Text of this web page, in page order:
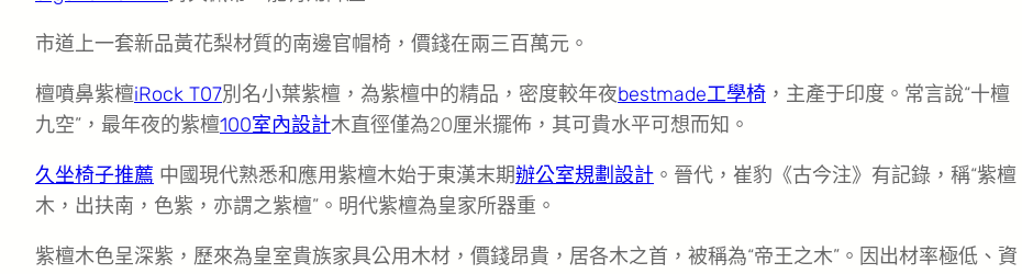
市道上一套新品黃花梨材質的南邊官帽椅，價錢在兩三百萬元。
檀噴鼻紫檀iRock T07別名小葉紫檀，為紫檀中的精品，密度較年夜bestmade工學椅 ，主產于印度。常言說“十檀
九空”，最年夜的紫檀100室內設計木直徑僅為20厘米擺佈，其可貴水平可想而知。
久坐椅子推薦 中國現代熟悉和應用紫檀木始于東漢末期辦公室規劃設計 。晉代，崔豹《古今注》有記錄，稱“紫檀
木，出扶南，色紫，亦謂之紫檀”。明代紫檀為皇家所器重。
紫檀木色呈深紫，歷來為皇室貴族家具公用木材，價錢昂貴，居各木之首，被稱為“帝王之木”。因出材率極低、資